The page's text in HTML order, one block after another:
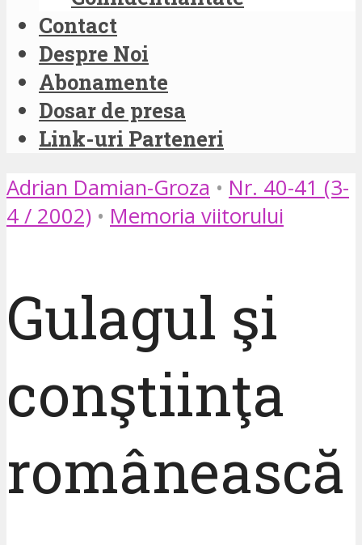
Contact
Despre Noi
Abonamente
Dosar de presa
Link-uri Parteneri
Adrian Damian-Groza • Nr. 40-41 (3-
4 / 2002) • Memoria viitorului
Gulagul şi
conştiinţa
românească